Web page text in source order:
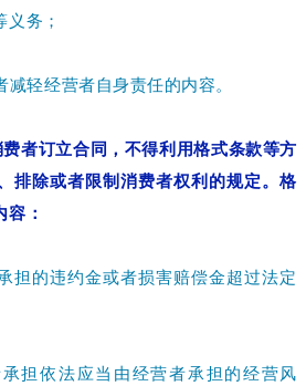
务；
减轻经营者自身责任的内容。
者订立合同，不得利用格式条款等方
排除或者限制消费者权利的规定。格
：
担的违约金或者损害赔偿金超过法定
承担依法应当由经营者承担的经营风